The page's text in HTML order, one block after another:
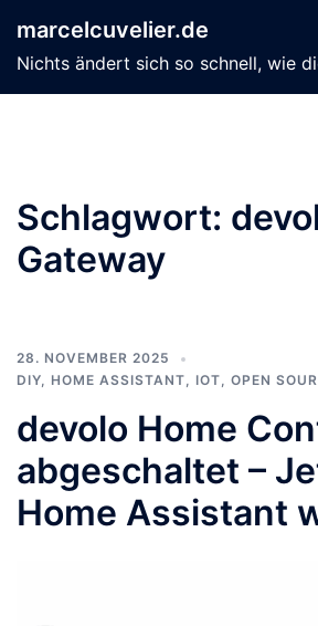
Inhalt
springen
marcelcuvelier.de
Nichts ändert sich so schnell, wie
Schlagwort:
Gateway
28. NOVEMBER 2025
DIY, HOME ASSISTANT, IOT, OPEN
devolo Home
abgeschaltet –
Home Assistant